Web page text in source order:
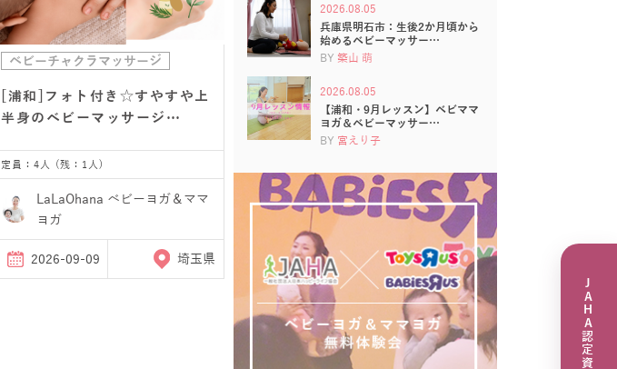
ベビーチャクラマッサージ
[浦和]フォト付き☆すやすや上
半身のベビーマッサージ…
定員：4人 (残：1人)
LaLaOhana ベビーヨガ＆ママ
ヨガ
2026-09-09 埼玉県
2026.08.05
兵庫県明石市：生後2か月頃から
始めるベビーマッサー…
BY 築山 萌
2026.08.05
【浦和・9月レッスン】ベビママ
ヨガ＆ベビーマッサー…
BY 宮えり子